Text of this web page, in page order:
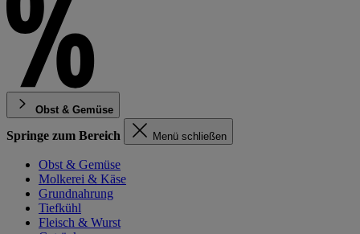
Obst & Gemüse
Springe zum Bereich Menü schließen
Obst & Gemüse
Molkerei & Käse
Grundnahrung
Tiefkühl
Fleisch & Wurst